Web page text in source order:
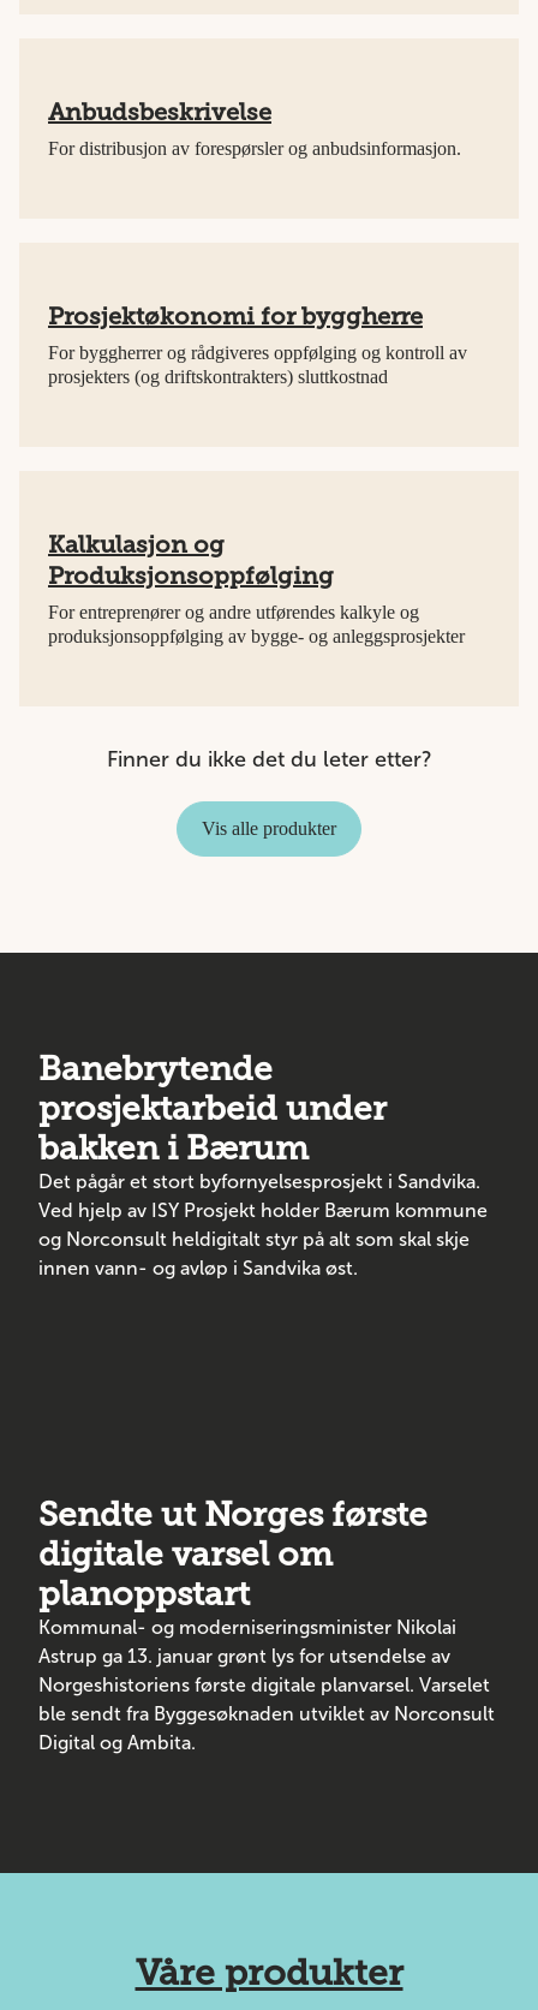
Anbudsbeskrivelse
For distribusjon av forespørsler og anbudsinformasjon.
Prosjektøkonomi for byggherre
For byggherrer og rådgiveres oppfølging og kontroll av
prosjekters (og driftskontrakters) sluttkostnad
Kalkulasjon og
Produksjonsoppfølging
For entreprenører og andre utførendes kalkyle og
produksjonsoppfølging av bygge- og anleggsprosjekter
Finner du ikke det du leter etter?
Vis alle produkter
Banebrytende
prosjektarbeid under
bakken i Bærum
Det pågår et stort byfornyelsesprosjekt i Sandvika.
Ved hjelp av ISY Prosjekt holder Bærum kommune
og Norconsult heldigitalt styr på alt som skal skje
innen vann- og avløp i Sandvika øst.
Sendte ut Norges første
digitale varsel om
planoppstart
Kommunal- og moderniseringsminister Nikolai
Astrup ga 13. januar grønt lys for utsendelse av
Norgeshistoriens første digitale planvarsel. Varselet
ble sendt fra Byggesøknaden utviklet av Norconsult
Digital og Ambita.
Våre produkter